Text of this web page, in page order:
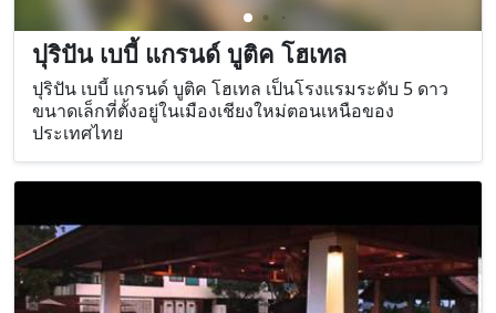
ปุริปัน เบบี้ แกรนด์ บูติค โฮเทล
ปุริปัน เบบี้ แกรนด์ บูติค โฮเทล เป็นโรงแรมระดับ 5 ดาว
ขนาดเล็กที่ตั้งอยู่ในเมืองเชียงใหม่ตอนเหนือของ
ประเทศไทย